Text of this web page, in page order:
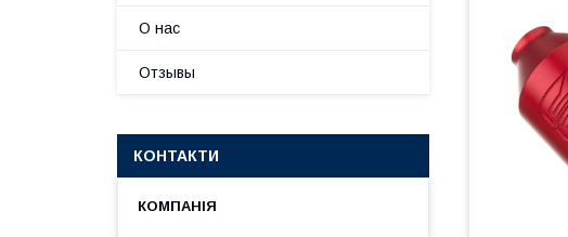
О нас
Отзывы
КОНТАКТИ